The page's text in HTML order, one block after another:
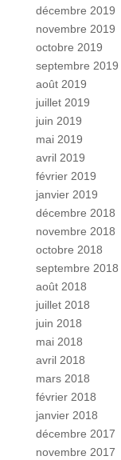
décembre 2019
novembre 2019
octobre 2019
septembre 2019
août 2019
juillet 2019
juin 2019
mai 2019
avril 2019
février 2019
janvier 2019
décembre 2018
novembre 2018
octobre 2018
septembre 2018
août 2018
juillet 2018
juin 2018
mai 2018
avril 2018
mars 2018
février 2018
janvier 2018
décembre 2017
novembre 2017